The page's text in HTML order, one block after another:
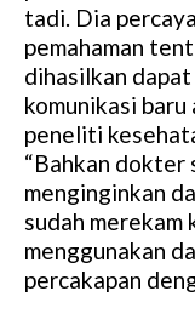
tadi. Dia
pemahaman
dihasilkan
komunikasi
peneliti
“Bahkan dokter
menginginkan
sudah merekam
menggunakan
percakapan